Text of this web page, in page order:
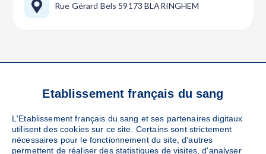
Rue Gérard Bels 59173 BLARINGHEM
VOS RÉFÉRENTS
LOCAUX
Etablissement français du sang
L'Etablissement français du sang et ses partenaires digitaux
utilisent des cookies sur ce site. Certains sont strictement
nécessaires pour le fonctionnement du site, d'autres
permettent de réaliser des statistiques de visites, d'analyser